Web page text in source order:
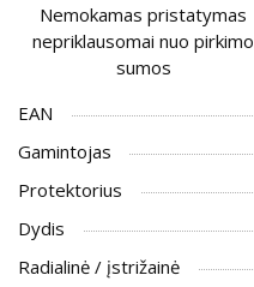
Nemokamas pristatymas
nepriklausomai nuo pirkimo
sumos
EAN
Gamintojas
Protektorius
Dydis
Radialinė / įstrižainė